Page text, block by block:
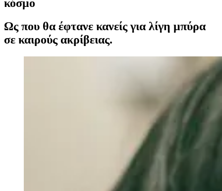
κόσμο
Ως που θα έφτανε κανείς για λίγη μπύρα
σε καιρούς ακρίβειας.